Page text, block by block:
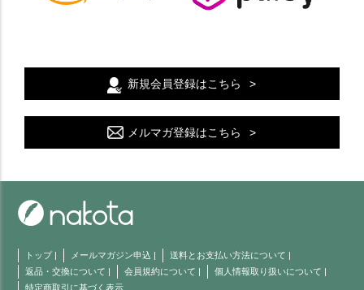
新規会員登録はこちら
メルマガ登録はこちら
トップ| メールマガジン申込 | 送料とお支払い方法について |
返品・交換について | 会員規約について | 個人情報取り扱いについて |
特定商取引に基づく表示